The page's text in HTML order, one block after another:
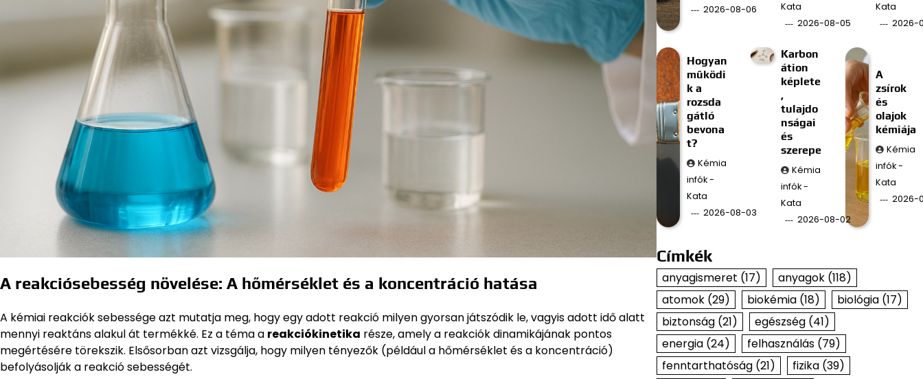
A reakciósebesség növelése: A hőmérséklet és a koncentráció hatása
A kémiai reakciók sebessége azt mutatja meg, hogy egy adott reakció milyen gyorsan játszódik le, vagyis adott idő alatt
mennyi reaktáns alakul át termékké. Ez a téma a reakciókinetika része, amely a reakciók dinamikájának pontos
megértésére törekszik. Elsősorban azt vizsgálja, hogy milyen tényezők (például a hőmérséklet és a koncentráció)
befolyásolják a reakció sebességét.
2026-08-06
Kata
2026-08-05
Kata
2026-
Hogyan
működi
k a
rozsda
gátló
bevona
t?
Kémia
infók -
Kata
2026-08-03
Karbon
átion
képlete
,
tulajdo
nságai
és
szerepe
Kémia
infók -
Kata
2026-08-02
A
zsírok
és
olajok
kémiája
Kémia
infók -
Kata
2026-
Címkék
anyagismeret (17) anyagok(118)
atomok(29) biokémia(18) biológia(17)
biztonság(21) egészség(41)
energia(24) felhasználás(79)
fenntarthatóság(21) fizika(39)